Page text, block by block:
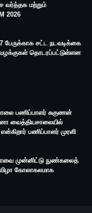
வர்த்தக மற்றும்
2026
பேருக்காக சட்ட நடவடிக்கை
வழக்குகள் தொடரப்பட்டுள்ளன
பணிப்பாளர் சுகுணன்
வைத்தியசாலையில்
பணிப்பாளர் முரளி
முன்னிட்டு நுண்கலைத்
கோலாகலமாக